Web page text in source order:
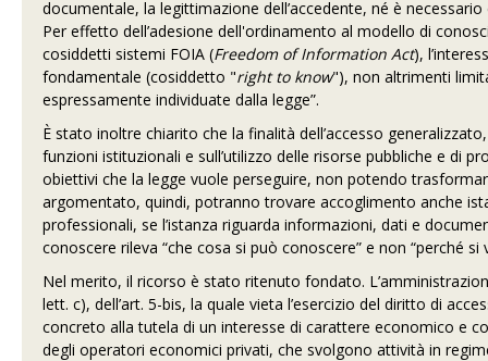
documentale, la legittimazione dell’accedente, né è
Per effetto dell’adesione dell'ordinamento al modello di
cosiddetti sistemi FOIA (Freedom of Information Act),
fondamentale (cosiddetto "right to know"), non altrimenti
espressamente individuate dalla legge”.
È stato inoltre chiarito che la finalità dell’accesso
funzioni istituzionali e sull’utilizzo delle risorse pubbliche e di
obiettivi che la legge vuole perseguire, non potendo
argomentato, quindi, potranno trovare accoglimento anche
professionali, se l’istanza riguarda informazioni, dati e
conoscere rileva “che cosa si può conoscere” e non “perché
Nel merito, il ricorso è stato ritenuto fondato.
lett. c), dell’art. 5-bis, la quale vieta l’esercizio del diritto di
concreto alla tutela di un interesse di carattere economico e
degli operatori economici privati, che svolgono attività in